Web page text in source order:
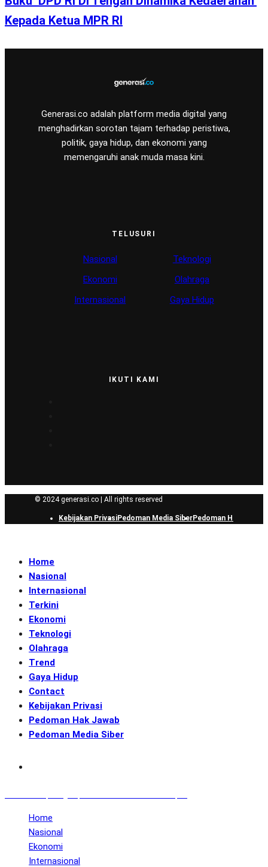
Kepada Ketua MPR RI
Generasi.co adalah platform media digital yang
menghadirkan sorotan tajam terhadap peristiwa,
politik, gaya hidup, dan ekonomi yang
memengaruhi anak muda masa kini.
TELUSURI
Nasional
Ekonomi
Internasional
Teknologi
Olahraga
Gaya Hidup
IKUTI KAMI
© 2024 generasi.co | All rights reserved
Kebijakan PrivasiPedoman Media SiberPedoman Hak Jawab
Home
Nasional
Internasional
Terkini
Ekonomi
Teknologi
Olahraga
Trend
Gaya Hidup
Contact
Kebijakan Privasi
Pedoman Hak Jawab
Pedoman Media Siber
Home
Nasional
Ekonomi
Internasional